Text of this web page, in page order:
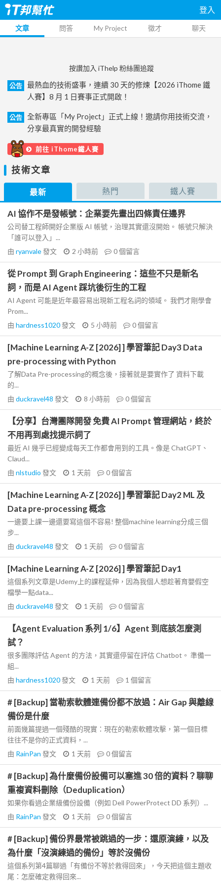
登入
文章 問答 My Project 徵才 聊天
按讚加入 iThelp 粉絲團追蹤
公告
最熱血的技術盛事，連續 30 天的修煉【2026 iThome 鐵
人賽】8 月 1 日賽事正式開啟！
公告
全新專區「My Project」正式上線！邀請你用技術交流，
分享最真實的開發經驗
前往 iThome鐵人賽
技術文章
最新 熱門 鐵人賽
AI 協作不是發帳號：企業要先畫出四條責任邊界
公司替工程師開好企業版 AI 帳號，治理其實還沒開始。 帳號只解決
「誰可以登入」...
由 ryanvale發文 2 小時前 0個留言
從 Prompt 到 Graph Engineering：這些不只是新名
詞，而是 AI Agent 踩坑後衍生的工程
AI Agent 可能是近年最容易出現新工程名詞的領域。 我們才剛學會
Prom...
由 hardness1020發文 5 小時前 0個留言
[Machine Learning A-Z [2026] ] 學習筆記 Day3 Data
pre-processing with Python
了解Data Pre-processing的概念後，接著就是要實作了 資料下載
的...
由 duckravel48 發文 8 小時前 0個留言
【分享】台灣團隊開發 免費 AI Prompt 管理網站，終於
不用再到處找提示詞了
最近 AI 幾乎已經變成每天工作都會用到的工具。像是 ChatGPT、
Claud...
由 nlstudio 發文 1 天前 0個留言
[Machine Learning A-Z [2026] ] 學習筆記 Day2 ML 及
Data pre-processing 概念
一邊要上課一邊還要寫這個不容易! 整個machine learning分成三個
步...
由 duckravel48 發文 1 天前 0個留言
[Machine Learning A-Z [2026] ] 學習筆記 Day1
這個系列文章是Udemy上的課程延伸，因為我個人想趁著育嬰假空
檔學一點data...
由 duckravel48 發文 1 天前 0個留言
【Agent Evaluation 系列 1/6】Agent 到底該怎麼測
試？
很多團隊評估 Agent 的方法，其實還停留在評估 Chatbot。 準備一
組...
由 hardness1020發文 1 天前 1 個留言
# [Backup] 當勒索軟體連備份都不放過：Air Gap 與離線
備份是什麼
前面幾篇提過一個殘酷的現實：現在的勒索軟體攻擊，第一個目標
往往不是你的正式資料，...
由 RainPan 發文 1 天前 0個留言
# [Backup] 為什麼備份設備可以塞進 30 倍的資料？聊聊
重複資料刪除（Deduplication）
如果你看過企業級備份設備（例如 Dell PowerProtect DD 系列）...
由 RainPan 發文 1 天前 0個留言
# [Backup] 備份界最常被跳過的一步：還原演練，以及
為什麼「沒演練過的備份」等於沒備份
這個系列第4篇聊過「有備份不等於救得回來」，今天把這個主題收
尾：怎麼確定救得回來...